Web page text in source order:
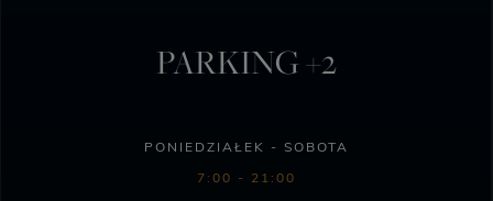
PARKING +2
PONIEDZIAŁEK - SOBOTA
7:00 - 21:00